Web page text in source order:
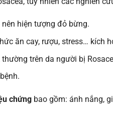
hiện tượng đỏ bừng.
ăn cay, rượu, stress… kích
trên da người bị
chứng bao gồm: ánh nắng,